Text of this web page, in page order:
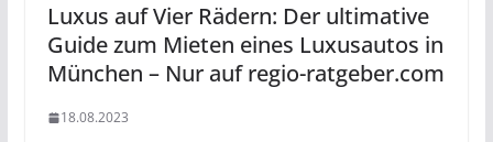
Luxus auf Vier Rädern: Der ultimative
Guide zum Mieten eines Luxusautos in
München – Nur auf regio-ratgeber.com
18.08.2023